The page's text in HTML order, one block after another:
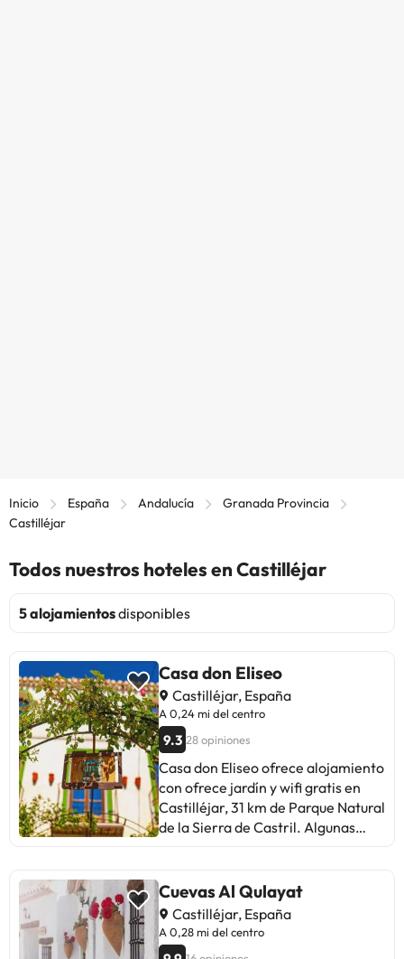
Inicio España Andalucía
Granada Provincia
Castilléjar
Todos nuestros hoteles en Castilléjar
5 alojamientosdisponibles
Casa don Eliseo
Castilléjar, España
A 0,24 mi del centro
9.3 28 opiniones
Casa don Eliseo ofrece alojamiento
con ofrece jardín y wifi gratis en
Castilléjar, 31 km de Parque Natural
de la Sierra de Castril. Algunas
En el bed and breakfast se sirve un
desayuno continental. Casa don
Eliseo cuenta con un restaurante
que sirve cocina belga, cocina
Cuevas Al Qulayat
Castilléjar, España
A 0,28 mi del centro